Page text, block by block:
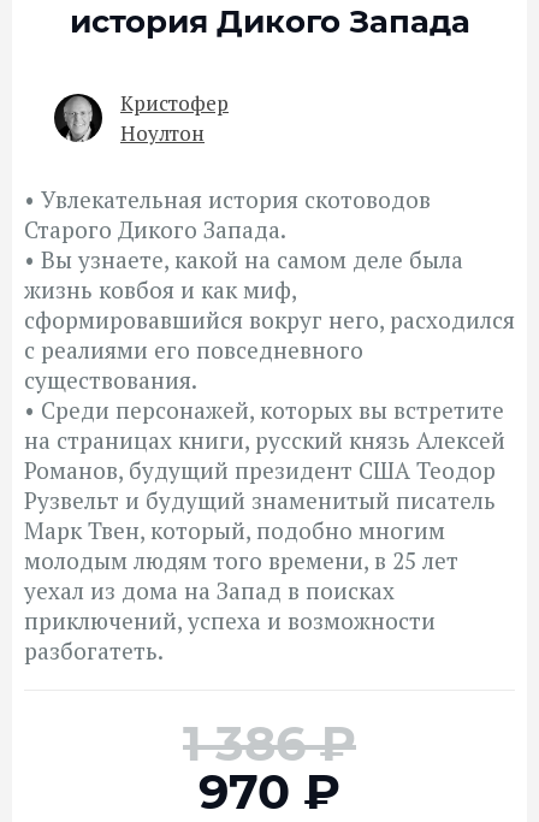
история Дикого Запада
Кристофер
Ноултон
• Увлекательная история скотоводов
Старого Дикого Запада.
• Вы узнаете, какой на самом деле была
жизнь ковбоя и как миф,
сформировавшийся вокруг него, расходился
с реалиями его повседневного
существования.
• Среди персонажей, которых вы встретите
на страницах книги, русский князь Алексей
Романов, будущий президент США Теодор
Рузвельт и будущий знаменитый писатель
Марк Твен, который, подобно многим
молодым людям того времени, в 25 лет
уехал из дома на Запад в поисках
приключений, успеха и возможности
разбогатеть.
1 386 ₽
970 ₽